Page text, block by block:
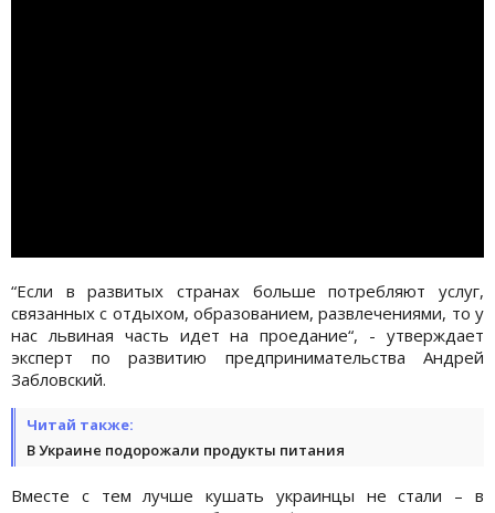
“Если в развитых странах больше потребляют услуг,
связанных с отдыхом, образованием, развлечениями, то у
нас львиная часть идет на проедание“, - утверждает
эксперт по развитию предпринимательства Андрей
Забловский.
Читай также:
В Украине подорожали продукты питания
Вместе с тем лучше кушать украинцы не стали – в